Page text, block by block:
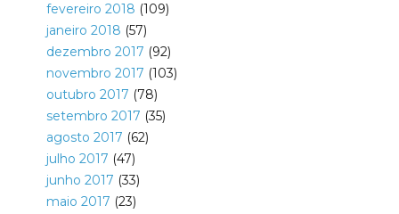
fevereiro 2018 (109)
janeiro 2018 (57)
dezembro 2017 (92)
novembro 2017 (103)
outubro 2017 (78)
setembro 2017 (35)
agosto 2017 (62)
julho 2017 (47)
junho 2017 (33)
maio 2017 (23)